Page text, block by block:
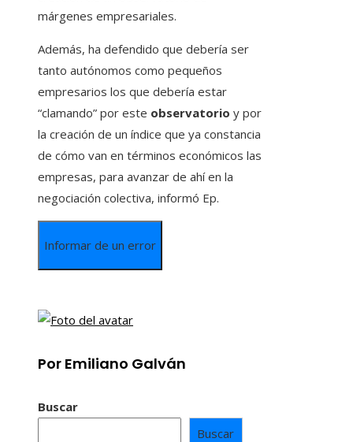
márgenes empresariales.
Además, ha defendido que debería ser
tanto autónomos como pequeños
empresarios los que debería estar
“clamando” por este observatorio y por
la creación de un índice que ya constancia
de cómo van en términos económicos las
empresas, para avanzar de ahí en la
negociación colectiva, informó Ep.
Informar de un error
Por Emiliano Galván
Buscar
Buscar